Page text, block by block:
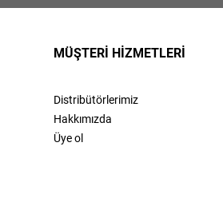
MÜŞTERİ HİZMETLERİ
Distribütörlerimiz
Hakkımızda
Üye ol